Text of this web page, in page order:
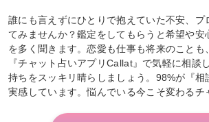
誰にも言えずにひとりで抱えていた不安、プ
てみませんか？鑑定をしてもらうと希望や安
を多く聞きます。恋愛も仕事も将来のことも
『チャット占いアプリCallat』で気軽に相談
持ちをスッキリ晴らしましょう。98%が『相
実感しています。悩んでいる今こそ変わるチ